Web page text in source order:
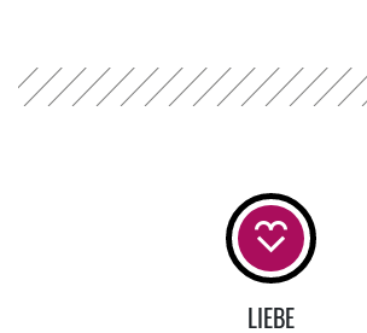
LIEBE